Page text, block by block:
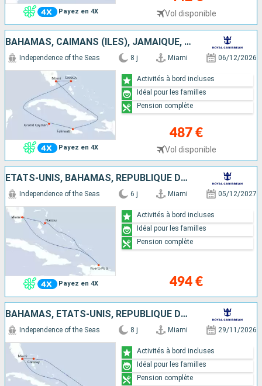
Payez en 4X Vol disponible
BAHAMAS, CAÏMANS (ÎLES), JAMAÏQUE, ÉTATS-UNIS
Payez en 4X
Independence of the Seas 8 j Miami 06/12/2026
487 €
Vol disponible
Activités à bord incluses
Idéal pour les familles
Pension complète
ÉTATS-UNIS, BAHAMAS, RÉPUBLIQUE DOMINICAINE
Payez en 4X
Independence of the Seas 6 j Miami 05/12/2027
494 €
Activités à bord incluses
Idéal pour les familles
Pension complète
BAHAMAS, ÉTATS-UNIS, RÉPUBLIQUE DOMINICAINE
Independence of the Seas 8 j Miami 29/11/2026
Activités à bord incluses
Idéal pour les familles
Pension complète